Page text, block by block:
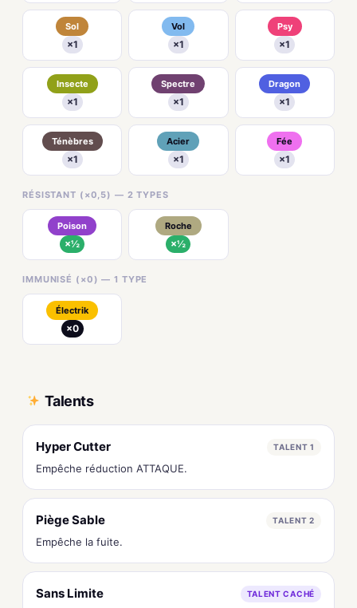
Sol
×1
Vol
×1
Psy
×1
Insecte
×1
Spectre
×1
Dragon
×1
Ténèbres
×1
Acier
×1
Fée
×1
RÉSISTANT (×0,5) — 2 TYPES
Poison
×½
Roche
×½
IMMUNISÉ (×0) — 1 TYPE
Électrik
×0
Talents
Hyper Cutter TALENT 1
Empêche réduction ATTAQUE.
Piège Sable TALENT 2
Empêche la fuite.
Sans Limite TALENT CACHÉ